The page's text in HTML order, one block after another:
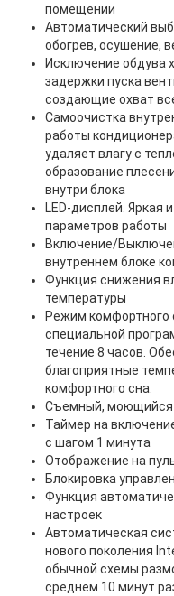
помещении
Автоматический
обогрев, осушение,
Исключение обдува
задержки пуска
создающие охват
Самоочистка
работы
удаляет влагу с
образование
внутри блока
LED-дисплей. Яркая
параметров работы
Включение/
внутреннем блоке
Функция снижения
температуры
Режим комфортного
специальной
течение 8 часов.
благоприятные
комфортного сна.
Съемный, моющийся
Таймер на
с шагом 1 минута
Отображение на
Блокировка
Функция
настроек
Автоматическая
нового поколения
обычной схемы
среднем 10 минут